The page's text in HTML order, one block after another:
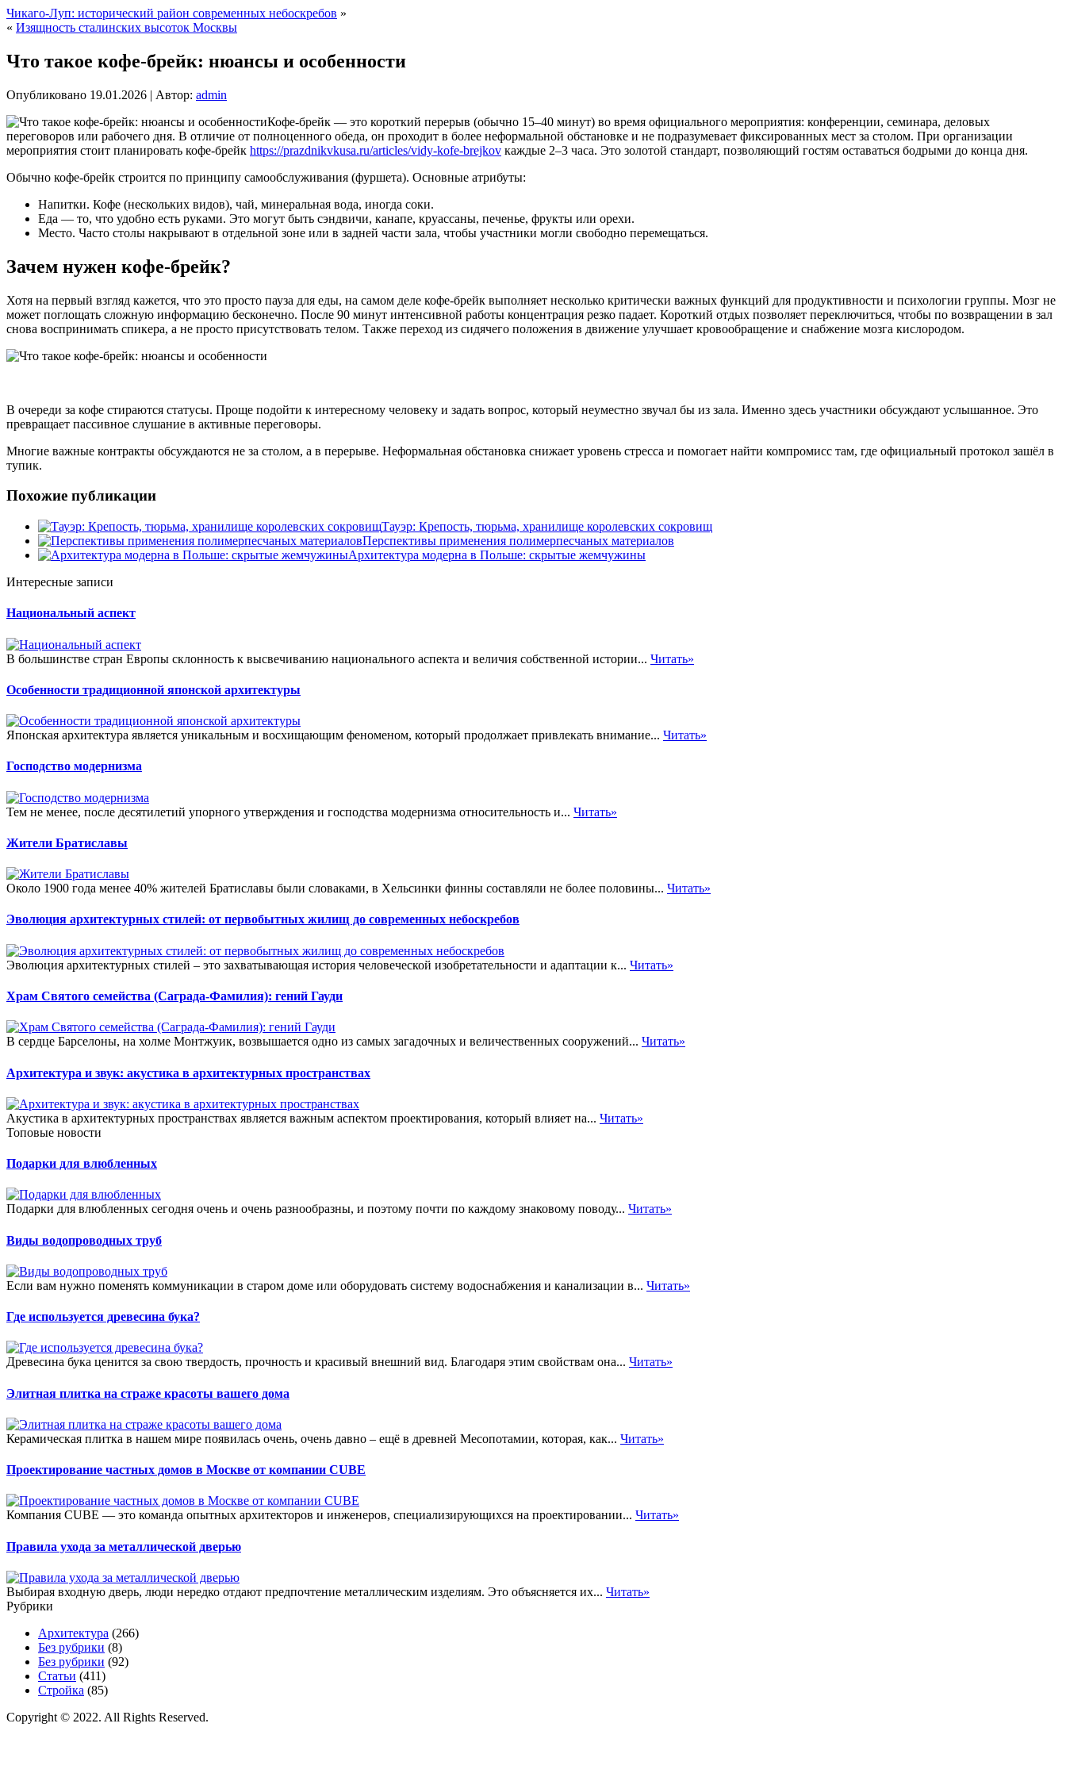
Чикаго-Луп: исторический район современных небоскребов »
« Изящность сталинских высоток Москвы
Что такое кофе-брейк: нюансы и особенности
Опубликовано 19.01.2026 | Автор: admin
Кофе-брейк — это короткий перерыв (обычно 15–40 минут) во время официального мероприятия: конференции, семинара, деловых
переговоров или рабочего дня. В отличие от полноценного обеда, он проходит в более неформальной обстановке и не подразумевает фиксированных мест за столом. При организации
мероприятия стоит планировать кофе-брейк https://prazdnikvkusa.ru/articles/vidy-kofe-brejkov каждые 2–3 часа. Это золотой стандарт, позволяющий гостям оставаться бодрыми до конца дня.
Обычно кофе-брейк строится по принципу самообслуживания (фуршета). Основные атрибуты:
Напитки. Кофе (нескольких видов), чай, минеральная вода, иногда соки.
Еда — то, что удобно есть руками. Это могут быть сэндвичи, канапе, круассаны, печенье, фрукты или орехи.
Место. Часто столы накрывают в отдельной зоне или в задней части зала, чтобы участники могли свободно перемещаться.
Зачем нужен кофе-брейк?
Хотя на первый взгляд кажется, что это просто пауза для еды, на самом деле кофе-брейк выполняет несколько критически важных функций для продуктивности и психологии группы. Мозг не
может поглощать сложную информацию бесконечно. После 90 минут интенсивной работы концентрация резко падает. Короткий отдых позволяет переключиться, чтобы по возвращении в зал
снова воспринимать спикера, а не просто присутствовать телом. Также переход из сидячего положения в движение улучшает кровообращение и снабжение мозга кислородом.
В очереди за кофе стираются статусы. Проще подойти к интересному человеку и задать вопрос, который неуместно звучал бы из зала. Именно здесь участники обсуждают услышанное. Это
превращает пассивное слушание в активные переговоры.
Многие важные контракты обсуждаются не за столом, а в перерыве. Неформальная обстановка снижает уровень стресса и помогает найти компромисс там, где официальный протокол зашёл в
тупик.
Похожие публикации
Тауэр: Крепость, тюрьма, хранилище королевских сокровищ
Перспективы применения полимерпесчаных материалов
Архитектура модерна в Польше: скрытые жемчужины
Интересные записи
Национальный аспект
В большинстве стран Европы склонность к высвечиванию национального аспекта и величия собственной истории... Читать»
Особенности традиционной японской архитектуры
Японская архитектура является уникальным и восхищающим феноменом, который продолжает привлекать внимание... Читать»
Господство модернизма
Тем не менее, после десятилетий упорного утверждения и господства модернизма относительность и... Читать»
Жители Братиславы
Около 1900 года менее 40% жителей Братиславы были словаками, в Хельсинки финны составляли не более половины... Читать»
Эволюция архитектурных стилей: от первобытных жилищ до современных небоскребов
Эволюция архитектурных стилей – это захватывающая история человеческой изобретательности и адаптации к... Читать»
Храм Святого семейства (Саграда-Фамилия): гений Гауди
В сердце Барселоны, на холме Монтжуик, возвышается одно из самых загадочных и величественных сооружений... Читать»
Архитектура и звук: акустика в архитектурных пространствах
Акустика в архитектурных пространствах является важным аспектом проектирования, который влияет на... Читать»
Топовые новости
Подарки для влюбленных
Подарки для влюбленных сегодня очень и очень разнообразны, и поэтому почти по каждому знаковому поводу... Читать»
Виды водопроводных труб
Если вам нужно поменять коммуникации в старом доме или оборудовать систему водоснабжения и канализации в... Читать»
Где используется древесина бука?
Древесина бука ценится за свою твердость, прочность и красивый внешний вид. Благодаря этим свойствам она... Читать»
Элитная плитка на страже красоты вашего дома
Керамическая плитка в нашем мире появилась очень, очень давно – ещё в древней Месопотамии, которая, как... Читать»
Проектирование частных домов в Москве от компании CUBE
Компания CUBE — это команда опытных архитекторов и инженеров, специализирующихся на проектировании... Читать»
Правила ухода за металлической дверью
Выбирая входную дверь, люди нередко отдают предпочтение металлическим изделиям. Это объясняется их... Читать»
Рубрики
Архитектура (266)
Без рубрики (8)
Без рубрики (92)
Статьи (411)
Стройка (85)
Copyright © 2022. All Rights Reserved.